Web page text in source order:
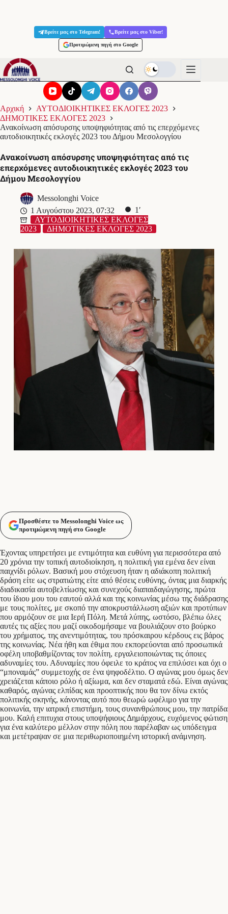
Βρείτε μας στο Telegram! Βρείτε μας στο Viber!
Προτιμώμενη πηγή στο Google
Αρχική
ΑΥΤΟΔΙΟΙΚΗΤΙΚΕΣ ΕΚΛΟΓΕΣ 2023
ΔΗΜΟΤΙΚΕΣ ΕΚΛΟΓΕΣ 2023
Ανακοίνωση απόσυρσης υποψηφιότητας από τις επερχόμενες
αυτοδιοικητικές εκλογές 2023 του Δήμου Μεσολογγίου
Ανακοίνωση απόσυρσης υποψηφιότητας από τις
επερχόμενες αυτοδιοικητικές εκλογές 2023 του
Δήμου Μεσολογγίου
Messolonghi Voice
1 Αυγούστου 2023, 07:32
1′
ΑΥΤΟΔΙΟΙΚΗΤΙΚΕΣ ΕΚΛΟΓΕΣ
2023
ΔΗΜΟΤΙΚΕΣ ΕΚΛΟΓΕΣ 2023
Προσθέστε το Messolonghi Voice ως
προτιμώμενη πηγή στο Google
Έχοντας υπηρετήσει με εντιμότητα και ευθύνη για περισσότερα από
20 χρόνια την τοπική αυτοδιοίκηση, η πολιτική για εμένα δεν είναι
παιχνίδι ρόλων. Βασική μου στόχευση ήταν η αδιάκοπη πολιτική
δράση είτε ως στρατιώτης είτε από θέσεις ευθύνης, όντας μια διαρκής
διαδικασία αυτοβελτίωσης και συνεχούς διαπαιδαγώγησης, πρώτα
του ίδιου μου του εαυτού αλλά και της κοινωνίας μέσω της διάδρασης
με τους πολίτες, με σκοπό την αποκρυστάλλωση αξιών και προτύπων
που αρμόζουν σε μια Ιερή Πόλη. Μετά λύπης, ωστόσο, βλέπω όλες
αυτές τις αξίες που μαζί οικοδομήσαμε να βουλιάζουν στο βούρκο
του χρήματος, της ανεντιμότητας, του πρόσκαιρου κέρδους εις βάρος
της κοινωνίας. Νέα ήθη και έθιμα που εκπορεύονται από προσωπικά
οφέλη υποβαθμίζοντας τον πολίτη, εργαλειοποιώντας τις όποιες
αδυναμίες του. Αδυναμίες που όφειλε το κράτος να επιλύσει και όχι ο
“μποναμάς” συμμετοχής σε ένα ψηφοδέλτιο. Ο αγώνας μου όμως δεν
χρειάζεται κάποιο ρόλο ή αξίωμα, και δεν σταματά εδώ. Είναι αγώνας
καθαρός, αγώνας ελπίδας και προοπτικής που θα τον δίνω εκτός
πολιτικής σκηνής, κάνοντας αυτό που θεωρώ ωφέλιμο για την
κοινωνία, την ιατρική επιστήμη, τους συνανθρώπους μου, την πατρίδα
μου. Καλή επιτυχια στους υποψήφιους Δημάρχους, ευχόμενος φώτιση
για ένα καλύτερο μέλλον στην πόλη που παρέλαβαν ως υπόδειγμα
και μετέτραψαν σε μια περιθωριοποιημένη ιστορική ανάμνηση.